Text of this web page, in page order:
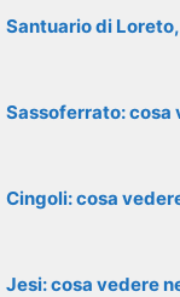
Santuario di
Sassoferrato: cosa
Cingoli: cosa
Jesi: cosa vedere